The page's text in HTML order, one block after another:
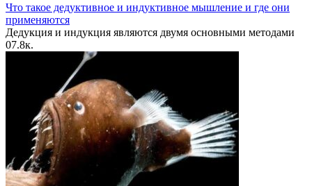
Что такое дедуктивное и индуктивное мышление и где они
применяются
Дедукция и индукция являются двумя основными методами
07.8к.